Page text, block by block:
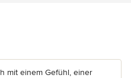
5 Sternen
mit einem Gefühl, einer